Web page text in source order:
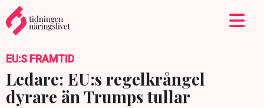
EU:S FRAMTID
Ledare: EU:s regelkrångel
dyrare än Trumps tullar